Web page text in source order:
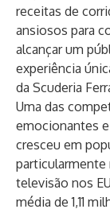
receitas de
ansiosos para
alcançar um
experiência
da Scuderia
Uma das
emocionantes e
cresceu em
particularmente
televisão nos
média de 1,11